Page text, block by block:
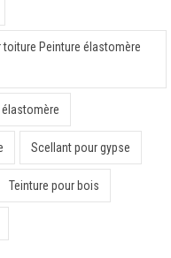
toiture Peinture élastomère
élastomère
Scellant pour gypse
Teinture pour bois